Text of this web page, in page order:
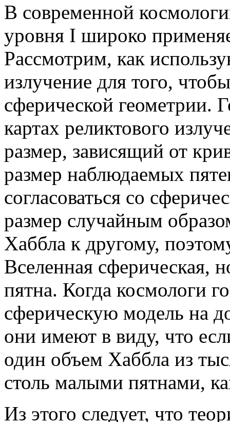
В современной
уровня I широко
Рассмотрим, как
излучение для того,
сферической геометрии.
картах реликтового
размер, зависящий от
размер наблюдаемых
согласоваться со
размер случайным
Хаббла к другому,
Вселенная сферическая,
пятна. Когда космологи
сферическую модель на
они имеют в виду, что
один объем Хаббла из
столь малыми пятнами,
Из этого следует, что